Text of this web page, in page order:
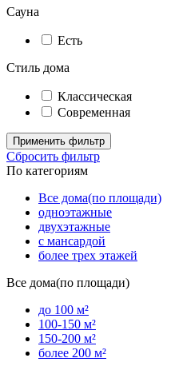
Сауна
Есть
Стиль дома
Классическая
Современная
Применить фильтр
Сбросить фильтр
По категориям
Все дома(по площади)
одноэтажные
двухэтажные
с мансардой
более трех этажей
Все дома(по площади)
до 100 м²
100-150 м²
150-200 м²
более 200 м²